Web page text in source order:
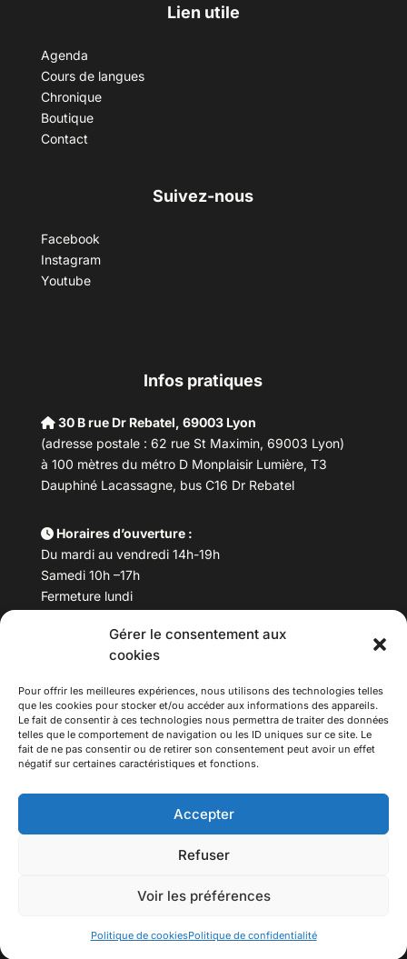
Gérer le consentement aux
cookies
Pour offrir les meilleures expériences, nous utilisons des technologies telles
que les cookies pour stocker et/ou accéder aux informations des appareils.
Le fait de consentir à ces technologies nous permettra de traiter des données
telles que le comportement de navigation ou les ID uniques sur ce site. Le
fait de ne pas consentir ou de retirer son consentement peut avoir un effet
négatif sur certaines caractéristiques et fonctions.
Accepter
Refuser
Voir les préférences
Politique de cookiesPolitique de confidentialité
Lien utile
Agenda
Cours de langues
Chronique
Boutique
Contact
Suivez-nous
Facebook
Instagram
Youtube
Infos pratiques
30 B rue Dr Rebatel, 69003 Lyon
(adresse postale : 62 rue St Maximin, 69003 Lyon)
à 100 mètres du métro D Monplaisir Lumière, T3
Dauphiné Lacassagne, bus C16 Dr Rebatel
Horaires d’ouverture :
Du mardi au vendredi 14h-19h
Samedi 10h –17h
Fermeture lundi
Téléphone : 04 78 53 06 40
maisondesculturesasiatiques@asiexpo.com
Tous droits réservés.